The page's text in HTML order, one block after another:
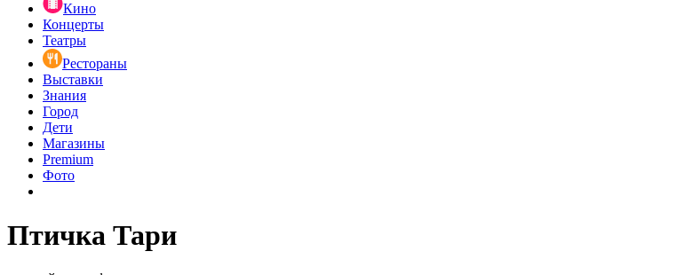
Кино
Концерты
Театры
Рестораны
Выставки
Знания
Город
Дети
Магазины
Premium
Фото
Птичка Тари